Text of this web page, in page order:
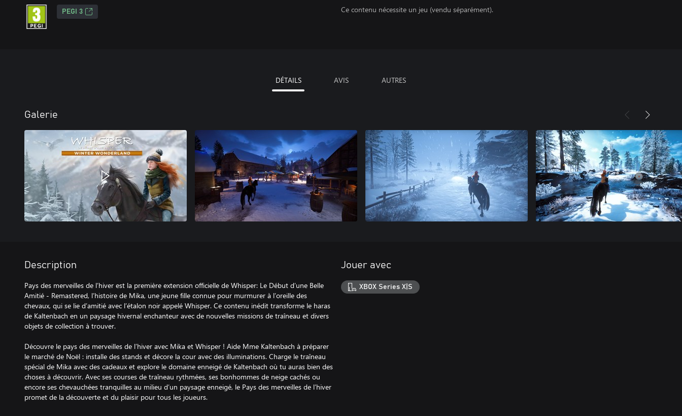
PEGI 3 Ce contenu nécessite un jeu (vendu séparément).
DÉTAILS AVIS AUTRES
Galerie
Description
Pays des merveilles de l’hiver est la première extension officielle de Whisper: Le Début d’une Belle
Amitié - Remastered, l’histoire de Mika, une jeune fille connue pour murmurer à l’oreille des
chevaux, qui se lie d’amitié avec l’étalon noir appelé Whisper. Ce contenu inédit transforme le haras
de Kaltenbach en un paysage hivernal enchanteur avec de nouvelles missions de traîneau et divers
objets de collection à trouver.
Découvre le pays des merveilles de l’hiver avec Mika et Whisper ! Aide Mme Kaltenbach à préparer
le marché de Noël : installe des stands et décore la cour avec des illuminations. Charge le traîneau
spécial de Mika avec des cadeaux et explore le domaine enneigé de Kaltenbach où tu auras bien des
choses à découvrir. Avec ses courses de traîneau rythmées, ses bonhommes de neige cachés ou
encore ses chevauchées tranquilles au milieu d’un paysage enneigé, le Pays des merveilles de l’hiver
promet de la découverte et du plaisir pour tous les joueurs.
Jouer avec
XBOX Series X|S